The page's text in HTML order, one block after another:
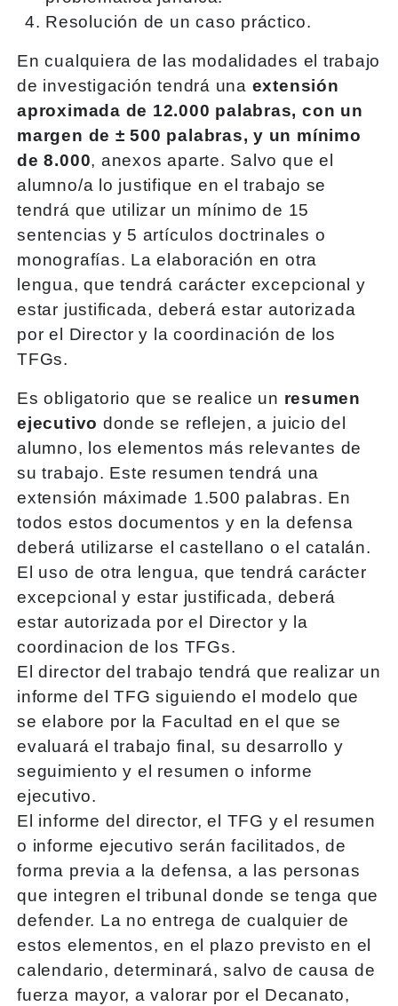
Resolución de un caso práctico.
En cualquiera de las modalidades el trabajo
de investigación tendrá una extensión
aproximada de 12.000 palabras, con un
margen de ± 500 palabras, y un mínimo
de 8.000, anexos aparte. Salvo que el
alumno/a lo justifique en el trabajo se
tendrá que utilizar un mínimo de 15
sentencias y 5 artículos doctrinales o
monografías. La elaboración en otra
lengua, que tendrá carácter excepcional y
estar justificada, deberá estar autorizada
por el Director y la coordinación de los
TFGs.
Es obligatorio que se realice un resumen
ejecutivo donde se reflejen, a juicio del
alumno, los elementos más relevantes de
su trabajo. Este resumen tendrá una
extensión máximade 1.500 palabras. En
todos estos documentos y en la defensa
deberá utilizarse el castellano o el catalán.
El uso de otra lengua, que tendrá carácter
excepcional y estar justificada, deberá
estar autorizada por el Director y la
coordinacion de los TFGs.
El director del trabajo tendrá que realizar un
informe del TFG siguiendo el modelo que
se elabore por la Facultad en el que se
evaluará el trabajo final, su desarrollo y
seguimiento y el resumen o informe
ejecutivo.
El informe del director, el TFG y el resumen
o informe ejecutivo serán facilitados, de
forma previa a la defensa, a las personas
que integren el tribunal donde se tenga que
defender. La no entrega de cualquier de
estos elementos, en el plazo previsto en el
calendario, determinará, salvo de causa de
fuerza mayor, a valorar por el Decanato,